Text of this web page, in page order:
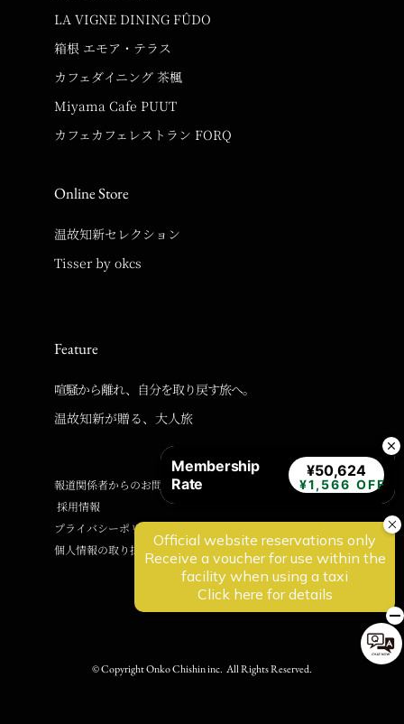
LA VIGNE DINING FÛDO
箱根 エモア・テラス
カフェダイニング 茶楓
Miyama Cafe PUUT
カフェカフェレストラン FORQ
Online Store
温故知新セレクション
Tisser by okcs
Feature
喧騒から離れ、自分を取り戻す旅へ。
温故知新が贈る、大人旅
報道関係者からのお問い合わせ
採用情報
プライバシーポリシー
個人情報の取り扱いに関するご案内
© Copyright Onko Chishin inc. All Rights Reserved.
Membership
Rate
¥50,624
¥1,566 OFF